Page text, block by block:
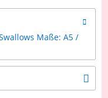
Maße: A5 /